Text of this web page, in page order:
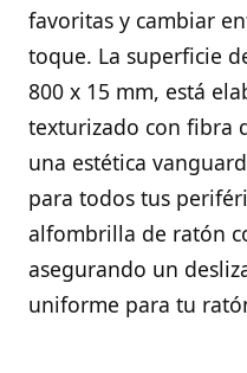
favoritas y cambiar
toque. La superficie
800 x 15 mm, está
texturizado con fibra
una estética
para todos tus
alfombrilla de ratón
asegurando un
uniforme para tu